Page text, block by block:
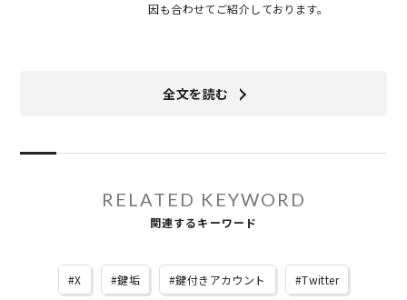
因も合わせてご紹介しております。
全文を読む
RELATED KEYWORD
関連するキーワード
X 鍵垢 鍵付きアカウント Twitter